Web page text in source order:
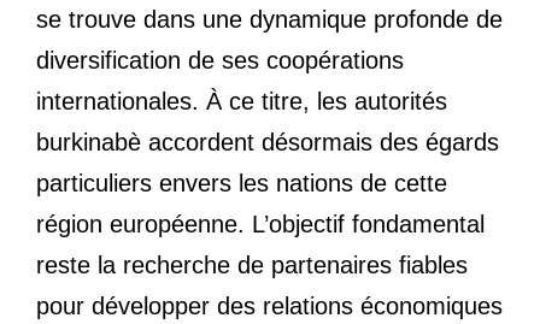
se trouve dans une dynamique profonde de
diversification de ses coopérations
internationales. À ce titre, les autorités
burkinabè accordent désormais des égards
particuliers envers les nations de cette
région européenne. L’objectif fondamental
reste la recherche de partenaires fiables
pour développer des relations économiques